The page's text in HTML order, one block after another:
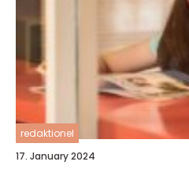
redaktionel
17. January 2024